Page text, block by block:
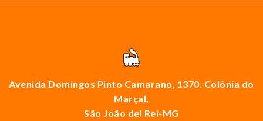
Avenida Domingos Pinto Camarano, 1370. Colônia do
Marçal,
São João del Rei-MG